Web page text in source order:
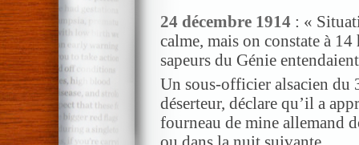
24 décembre 1914 : «
calme, mais on constate à
sapeurs du Génie
Un sous-officier alsacien du
déserteur, déclare qu’il a
fourneau de mine allemand